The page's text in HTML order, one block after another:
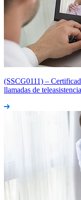
(SSCG0111) –
llamadas de teleasistencia